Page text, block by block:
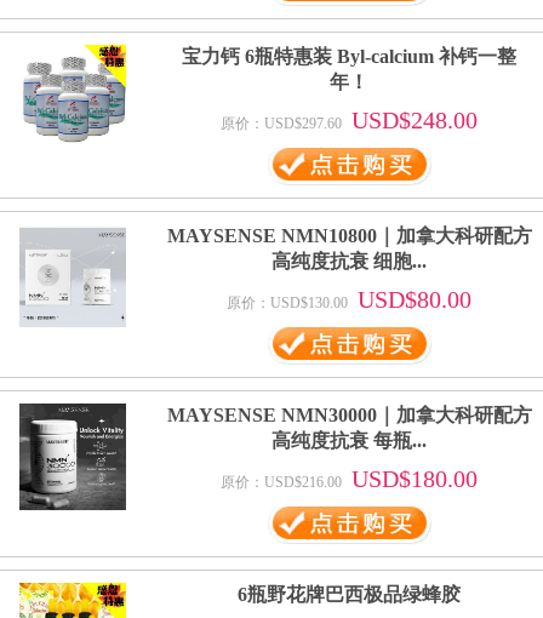
宝力钙 6瓶特惠装 Byl-calcium 补钙一整
年！
原价：USD$297.60 USD$248.00
MAYSENSE NMN10800｜加拿大科研配方
高纯度抗衰 细胞...
原价：USD$130.00 USD$80.00
MAYSENSE NMN30000｜加拿大科研配方
高纯度抗衰 每瓶...
原价：USD$216.00 USD$180.00
6瓶野花牌巴西极品绿蜂胶